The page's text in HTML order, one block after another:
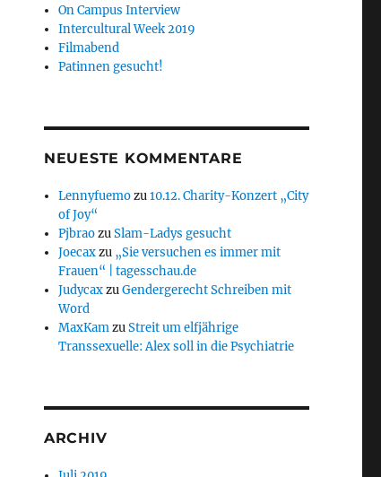
On Campus Interview
Intercultural Week 2019
Filmabend
Patinnen gesucht!
NEUESTE KOMMENTARE
Lennyfuemozu10.12. Charity-Konzert „City
of Joy“
PjbraozuSlam-Ladys gesucht
Joecaxzu „Sie versuchen es immer mit
Frauen“ | tagesschau.de
JudycaxzuGendergerecht Schreiben mit
Word
MaxKamzuStreit um elfjährige
Transsexuelle: Alex soll in die Psychiatrie
ARCHIV